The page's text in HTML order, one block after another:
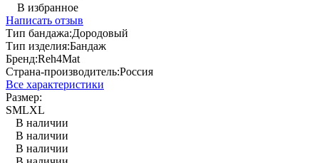
В избранное
Написать отзыв
Тип бандажа:Дородовый
Тип изделия:Бандаж
Бренд:Reh4Mat
Страна-производитель:Россия
Все характеристики
Размер:
SMLXL
В наличии
В наличии
В наличии